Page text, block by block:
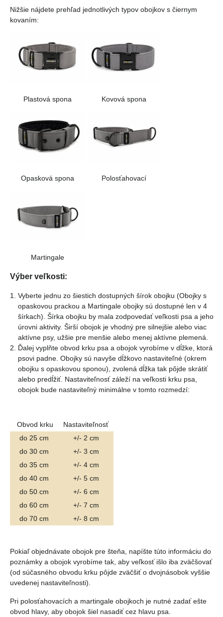
Nižšie nájdete prehľad jednotlivých typov obojkov s čiernym
kovaním:
Plastová spona Kovová spona
Opasková spona Polosťahovací
Martingale
Výber veľkosti:
Vyberte jednu zo šiestich dostupných šírok obojku (Obojky s
opaskovou prackou a Martingale obojky sú dostupné len v 4
šírkach). Šírka obojku by mala zodpovedať veľkosti psa a jeho
úrovni aktivity. Širší obojok je vhodný pre silnejšie alebo viac
aktívne psy, užšie pre menšie alebo menej aktívne plemená.
Ďalej vyplňte obvod krku psa a obojok vyrobíme v dĺžke, ktorá
psovi padne. Obojky sú navyše dĺžkovo nastaviteľné (okrem
obojku s opaskovou sponou), zvolená dĺžka tak pôjde skrátiť
alebo predĺžiť. Nastaviteľnosť záleží na veľkosti krku psa,
obojok bude nastaviteľný minimálne v tomto rozmedzí:
Obvod krku
Nastaviteľnosť
do 25 cm
+/- 2 cm
do 30 cm
+/- 3 cm
do 35 cm
+/- 4 cm
do 40 cm
+/- 5 cm
do 50 cm
+/- 6 cm
do 60 cm
+/- 7 cm
do 70 cm
+/- 8 cm
Pokiaľ objednávate obojok pre šteňa, napíšte túto informáciu do
poznámky a obojok vyrobíme tak, aby veľkosť išlo iba zväčšovať
(od súčasného obvodu krku pôjde zväčšiť o dvojnásobok vyššie
uvedenej nastaviteľnosti).
Pri polosťahovacích a martingale obojkoch je nutné zadať ešte
obvod hlavy, aby obojok šiel nasadiť cez hlavu psa.